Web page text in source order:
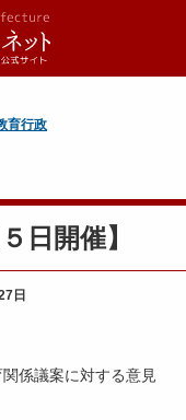
育行政
日開催】
日
係議案に対する意見